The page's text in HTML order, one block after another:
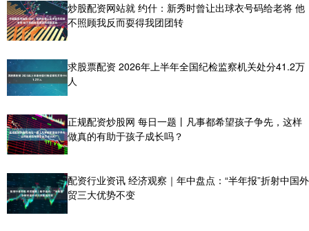
炒股配资网站就 约什：新秀时曾让出球衣号码给老将 他
不照顾我反而耍得我团团转
求股票配资 2026年上半年全国纪检监察机关处分41.2万
人
正规配资炒股网 每日一题丨凡事都希望孩子争先，这样
做真的有助于孩子成长吗？
配资行业资讯 经济观察｜年中盘点：“半年报”折射中国外
贸三大优势不变